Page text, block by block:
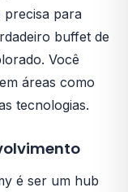
precisa para
buffet de
Você
áreas como
tecnologias.
é ser um hub